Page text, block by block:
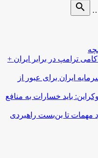
search
ترامپ در برابر ایران +
ایران برای عبور از
باید خسارات به منافع
مهمات تا بن‌بست راهبردی